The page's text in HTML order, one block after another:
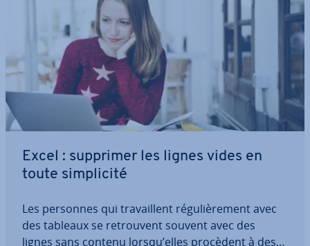
Excel : supprimer les lignes vides en
toute sim­pli­cité
Les personnes qui tra­vail­lent ré­gu­liè­re­ment avec
des tableaux se re­trou­vent souvent avec des
lignes sans contenu lorsqu’elles procèdent à des